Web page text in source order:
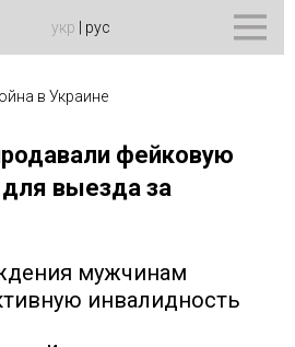
укр рус
в Украине
фейковую
выезда за
мужчинам
инвалидность